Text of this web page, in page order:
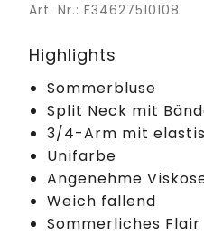
Art. Nr.: F34627510108
Highlights
Sommerbluse
Split Neck mit
3/4-Arm mit
Unifarbe
Angenehme
Weich fallend
Sommerliches Flair